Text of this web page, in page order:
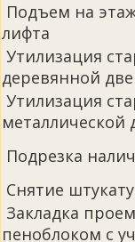
Подъем на
лифта
Утилизация
деревянной
Утилизация
металлической
Подрезка
Снятие
Закладка
пеноблоком с